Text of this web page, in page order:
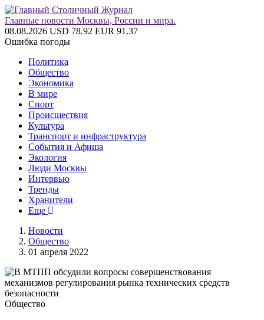
Главные новости Москвы, России и мира.
08.08.2026 USD 78.92 EUR 91.37
Ошибка погоды
Политика
Общество
Экономика
В мире
Спорт
Происшествия
Культура
Транспорт и инфраструктура
События и Афиша
Экология
Люди Москвы
Интервью
Тренды
Хранители
Еще
Новости
Общество
01 апреля 2022
Общество